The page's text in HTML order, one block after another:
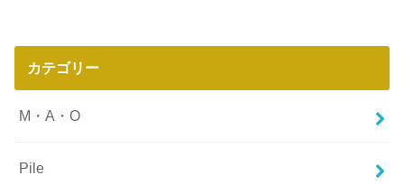
カテゴリー
M・A・O
Pile